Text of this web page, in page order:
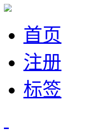
首页
注册
标签